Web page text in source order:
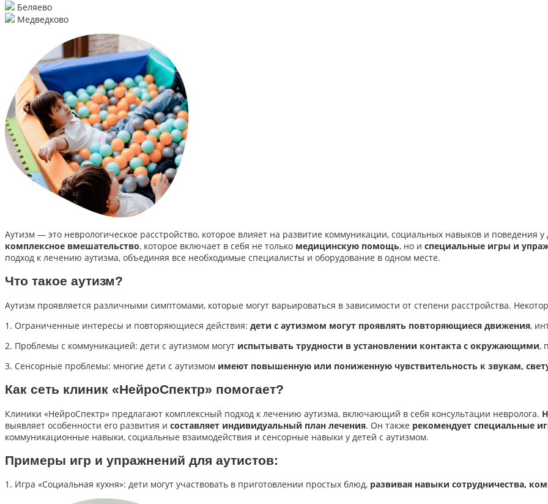
Беляево
Медведково
Аутизм — это неврологическое расстройство, которое влияет на развитие коммуникации, социальных навыков и поведения у
комплексное вмешательство, которое включает в себя не только медицинскую помощь, но и специальные игры и
подход к лечению аутизма, объединяя все необходимые специалисты и оборудование в одном месте.
Что такое аутизм?
Аутизм проявляется различными симптомами, которые могут варьироваться в зависимости от степени расстройства.
1. Ограниченные интересы и повторяющиеся действия: дети с аутизмом могут проявлять повторяющиеся движения,
2. Проблемы с коммуникацией: дети с аутизмом могут испытывать трудности в установлении контакта с окружающими,
3. Сенсорные проблемы: многие дети с аутизмом имеют повышенную или пониженную чувствительность к звукам,
Как сеть клиник «НейроСпектр» помогает?
Клиники «НейроСпектр» предлагают комплексный подход к лечению аутизма, включающий в себя консультации невролога.
выявляет особенности его развития и составляет индивидуальный план лечения. Он также рекомендует специальные
коммуникационные навыки, социальные взаимодействия и сенсорные навыки у детей с аутизмом.
Примеры игр и упражнений для аутистов:
1. Игра «Социальная кухня»: дети могут участвовать в приготовлении простых блюд, развивая навыки сотрудничества,